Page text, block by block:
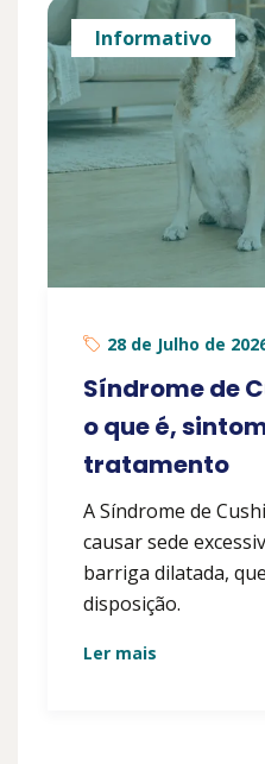
Informativo
28 de Julho de
Síndrome de
o que é,
tratamento
A Síndrome de
causar sede
barriga dilatada,
disposição.
Ler mais